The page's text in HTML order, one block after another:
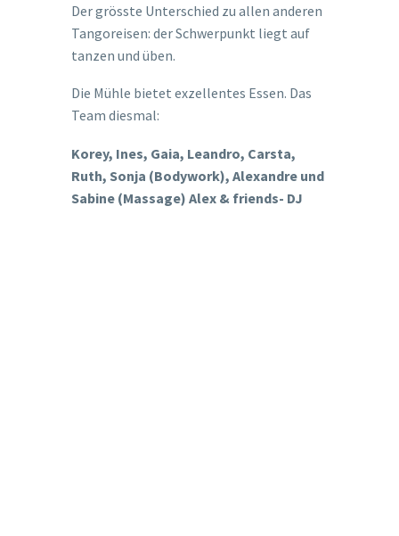
Der grösste Unterschied zu allen anderen
Tangoreisen: der Schwerpunkt liegt auf
tanzen und üben.
Die Mühle bietet exzellentes Essen. Das
Team diesmal:
Korey, Ines, Gaia, Leandro, Carsta,
Ruth, Sonja (Bodywork), Alexandre und
Sabine (Massage) Alex & friends- DJ